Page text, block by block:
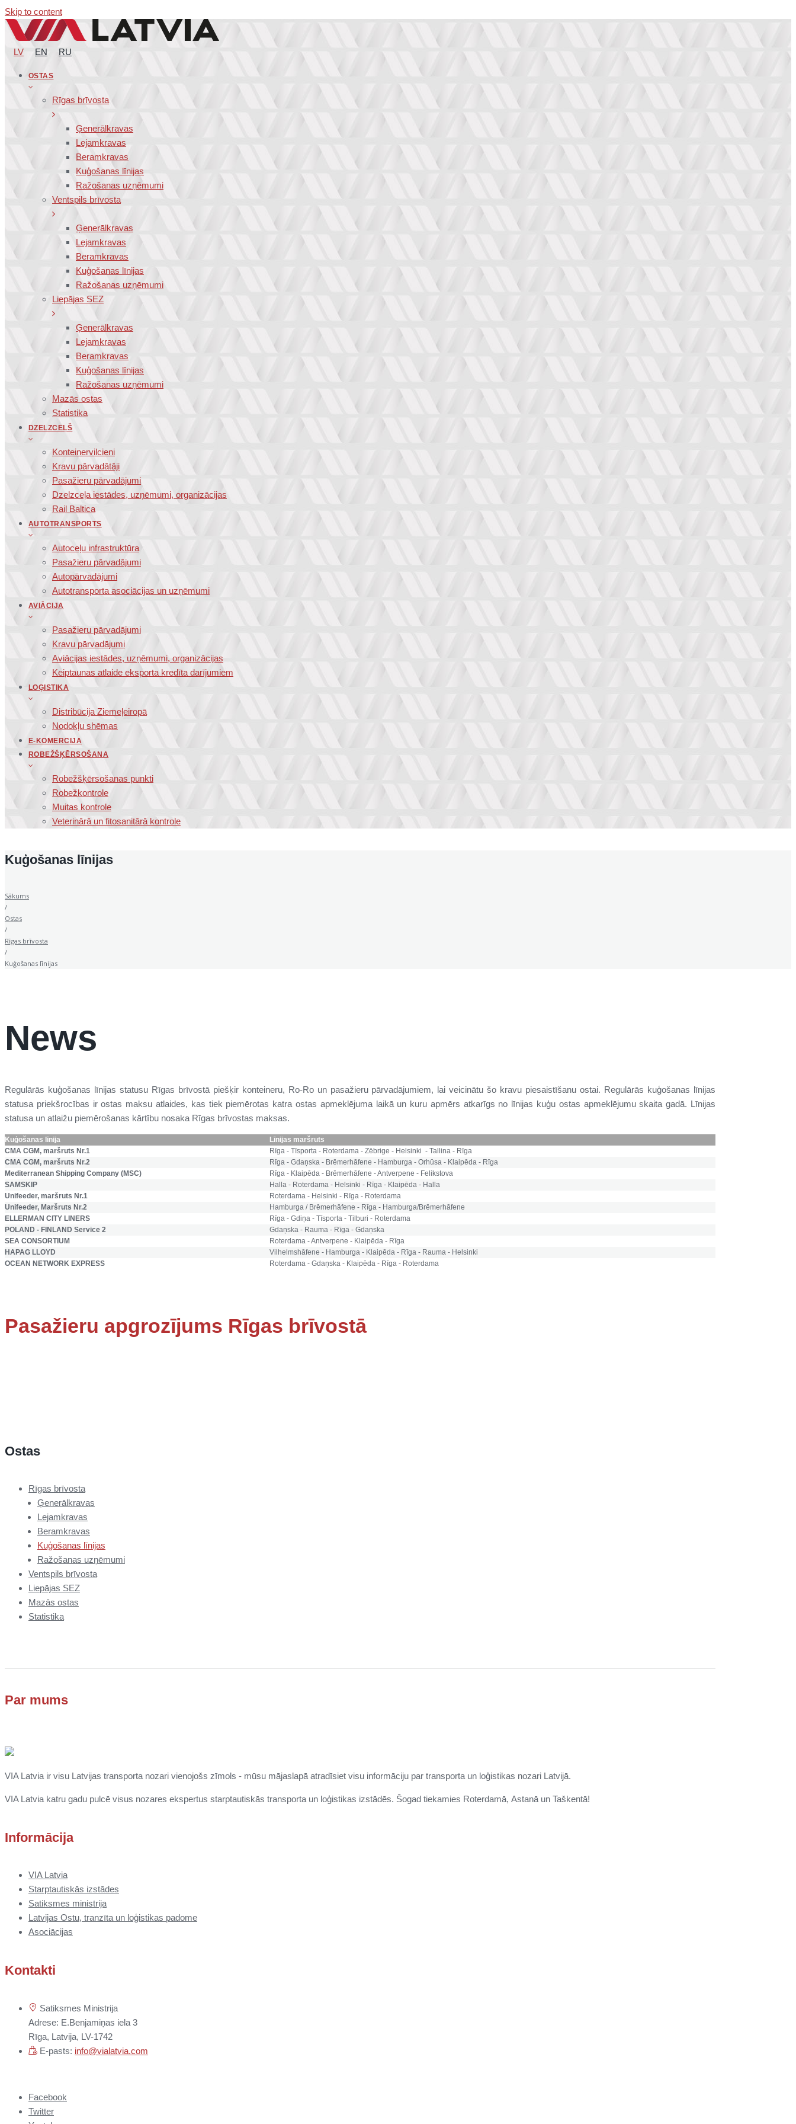
Skip to content
LV EN RU
OSTAS
Rīgas brīvosta
Ģenerālkravas
Lejamkravas
Beramkravas
Kuģošanas līnijas
Ražošanas uzņēmumi
Ventspils brīvosta
Ģenerālkravas
Lejamkravas
Beramkravas
Kuģošanas līnijas
Ražošanas uzņēmumi
Liepājas SEZ
Ģenerālkravas
Lejamkravas
Beramkravas
Kuģošanas līnijas
Ražošanas uzņēmumi
Mazās ostas
Statistika
DZELZCEĻŠ
Konteinervilcieni
Kravu pārvadātāji
Pasažieru pārvadājumi
Dzelzceļa iestādes, uzņēmumi, organizācijas
Rail Baltica
AUTOTRANSPORTS
Autoceļu infrastruktūra
Pasažieru pārvadājumi
Autopārvadājumi
Autotransporta asociācijas un uzņēmumi
AVIĀCIJA
Pasažieru pārvadājumi
Kravu pārvadājumi
Aviācijas iestādes, uzņēmumi, organizācijas
Keiptaunas atlaide eksporta kredīta darījumiem
LOĢISTIKA
Distribūcija Ziemeļeiropā
Nodokļu shēmas
E-KOMERCIJA
ROBEŽŠĶĒRSOŠANA
Robežšķērsošanas punkti
Robežkontrole
Muitas kontrole
Veterinārā un fitosanitārā kontrole
Kuģošanas līnijas
Sākums
/
Ostas
/
Rīgas brīvosta
/
Kuģošanas līnijas
News
Regulārās kuģošanas līnijas statusu Rīgas brīvostā piešķir konteineru, Ro-Ro un pasažieru pārvadājumiem, lai veicinātu šo kravu piesaistīšanu ostai. Regulārās kuģošanas līnijas
statusa priekšrocības ir ostas maksu atlaides, kas tiek piemērotas katra ostas apmeklējuma laikā un kuru apmērs atkarīgs no līnijas kuģu ostas apmeklējumu skaita gadā. Līnijas
statusa un atlaižu piemērošanas kārtību nosaka Rīgas brīvostas maksas.
Kuģošanas līnija
Līnijas maršruts
CMA CGM, maršruts Nr.1
Rīga - Tīsporta - Roterdama - Zēbrige - Helsinki - Tallina - Rīga
CMA CGM, maršruts Nr.2
Rīga - Gdaņska - Brēmerhāfene - Hamburga - Orhūsa - Klaipēda - Rīga
Mediterranean Shipping Company (MSC)
Rīga - Klaipēda - Brēmerhāfene - Antverpene - Felikstova
SAMSKIP
Halla - Roterdama - Helsinki - Rīga - Klaipēda - Halla
Unifeeder, maršruts Nr.1
Roterdama - Helsinki - Rīga - Roterdama
Unifeeder, Maršruts Nr.2
Hamburga / Brēmerhāfene - Rīga - Hamburga/Brēmerhāfene
ELLERMAN CITY LINERS
Rīga - Gdiņa - Tīsporta - Tilburi - Roterdama
POLAND - FINLAND Service 2
Gdaņska - Rauma - Rīga - Gdaņska
SEA CONSORTIUM
Roterdama - Antverpene - Klaipēda - Rīga
HAPAG LLOYD
Vilhelmshāfene - Hamburga - Klaipēda - Rīga - Rauma - Helsinki
OCEAN NETWORK EXPRESS
Roterdama - Gdaņska - Klaipēda - Rīga - Roterdama
Pasažieru apgrozījums Rīgas brīvostā
Ostas
Rīgas brīvosta
Ģenerālkravas
Lejamkravas
Beramkravas
Kuģošanas līnijas
Ražošanas uzņēmumi
Ventspils brīvosta
Liepājas SEZ
Mazās ostas
Statistika
Par mums
VIA Latvia ir visu Latvijas transporta nozari vienojošs zīmols - mūsu mājaslapā atradīsiet visu informāciju par transporta un loģistikas nozari Latvijā.
VIA Latvia katru gadu pulcē visus nozares ekspertus starptautiskās transporta un loģistikas izstādēs. Šogad tiekamies Roterdamā, Astanā un Taškentā!
Informācija
VIA Latvia
Starptautiskās izstādes
Satiksmes ministrija
Latvijas Ostu, tranzīta un loģistikas padome
Asociācijas
Kontakti
Satiksmes Ministrija
Adrese: E.Benjamiņas iela 3
Rīga, Latvija, LV-1742
E-pasts: info@vialatvia.com
Facebook
Twitter